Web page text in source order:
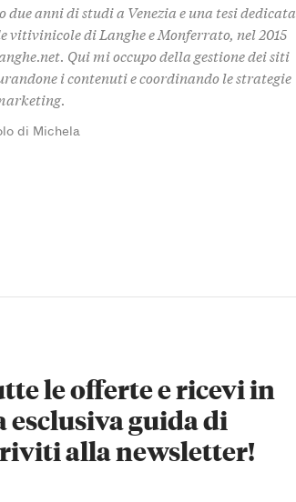
anni di studi a Venezia e una tesi dedicata
vitivinicole di Langhe e Monferrato, nel 2015
Qui mi occupo della gestione dei siti
i contenuti e coordinando le strategie
di Michela
le offerte e ricevi in
esclusiva guida di
alla newsletter!